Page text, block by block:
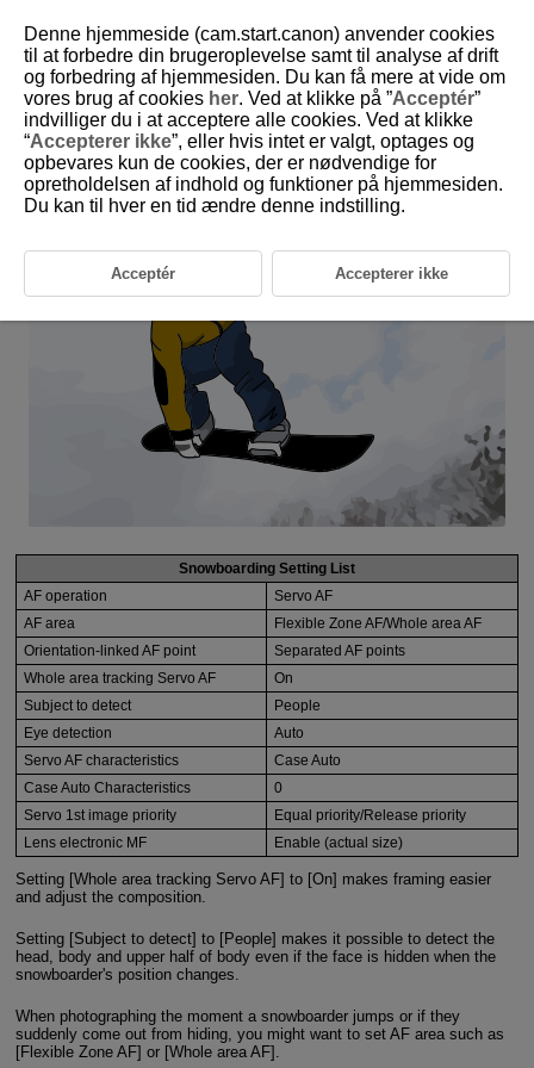
6-14 Winter: Snowboarding (Halfpipe and
Slalom)
This setting is perfect for snowboarding jump scenes.
Snowboarding Setting List
AF operation
Servo AF
AF area
Flexible Zone AF/Whole area AF
Orientation-linked AF point
Separated AF points
Whole area tracking Servo AF
On
Subject to detect
People
Eye detection
Auto
Servo AF characteristics
Case Auto
Case Auto Characteristics
0
Servo 1st image priority
Equal priority/Release priority
Lens electronic MF
Enable (actual size)
Setting [Whole area tracking Servo AF] to [On] makes framing easier
and adjust the composition.
Setting [Subject to detect] to [People] makes it possible to detect the
head, body and upper half of body even if the face is hidden when the
snowboarder's position changes.
When photographing the moment a snowboarder jumps or if they
suddenly come out from hiding, you might want to set AF area such as
[Flexible Zone AF] or [Whole area AF].
Denne hjemmeside (cam.start.canon) anvender cookies
til at forbedre din brugeroplevelse samt til analyse af drift
og forbedring af hjemmesiden. Du kan få mere at vide om
vores brug af cookies her. Ved at klikke på ”Acceptér”
indvilliger du i at acceptere alle cookies. Ved at klikke
“Accepterer ikke”, eller hvis intet er valgt, optages og
opbevares kun de cookies, der er nødvendige for
opretholdelsen af indhold og funktioner på hjemmesiden.
Du kan til hver en tid ændre denne indstilling.
Acceptér Accepterer ikke